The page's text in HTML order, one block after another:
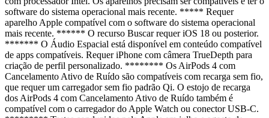
software do sistema operacional mais recente. ***** Requer
aparelho Apple compatível com o software do sistema operacional
mais recente. ****** O recurso Buscar requer iOS 18 ou posterior.
******* O Áudio Espacial está disponível em conteúdo compatível
de apps compatíveis. Requer iPhone com câmera TrueDepth para
criação de perfil personalizado. ******** Os AirPods 4 com
Cancelamento Ativo de Ruído são compatíveis com recarga sem fio,
que requer um carregador sem fio padrão Qi. O estojo de recarga
dos AirPods 4 com Cancelamento Ativo de Ruído também é
compatível com o carregador do Apple Watch ou conector USB-C.